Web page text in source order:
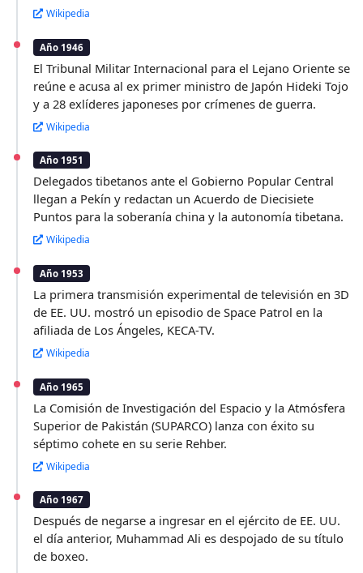
Wikipedia
Año 1946
El Tribunal Militar Internacional para el Lejano Oriente se
reúne e acusa al ex primer ministro de Japón Hideki Tojo
y a 28 exlíderes japoneses por crímenes de guerra.
Wikipedia
Año 1951
Delegados tibetanos ante el Gobierno Popular Central
llegan a Pekín y redactan un Acuerdo de Diecisiete
Puntos para la soberanía china y la autonomía tibetana.
Wikipedia
Año 1953
La primera transmisión experimental de televisión en 3D
de EE. UU. mostró un episodio de Space Patrol en la
afiliada de Los Ángeles, KECA-TV.
Wikipedia
Año 1965
La Comisión de Investigación del Espacio y la Atmósfera
Superior de Pakistán (SUPARCO) lanza con éxito su
séptimo cohete en su serie Rehber.
Wikipedia
Año 1967
Después de negarse a ingresar en el ejército de EE. UU.
el día anterior, Muhammad Ali es despojado de su título
de boxeo.